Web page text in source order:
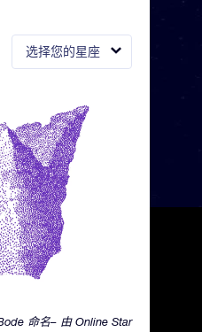
选择您的星座
命名– 由 Online Star